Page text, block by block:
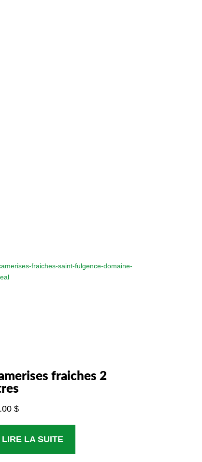
fraiches 2
$
LIRE LA SUITE